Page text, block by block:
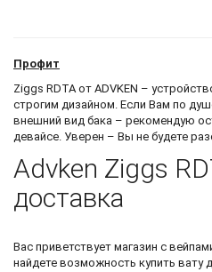
Профит
Ziggs RDTA от ADVKEN –
строгим дизайном. Если Вам по
внешний вид бака – рекомендую
девайсе. Уверен – Вы не будете
Advken Ziggs
доставка
Вас приветствует магазин с
найдете возможность купить вату